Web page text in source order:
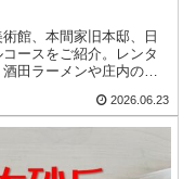
館、本間家旧本邸、日
ースをご紹介。レンタ
田ラーメンや庄内の地
2026.06.23